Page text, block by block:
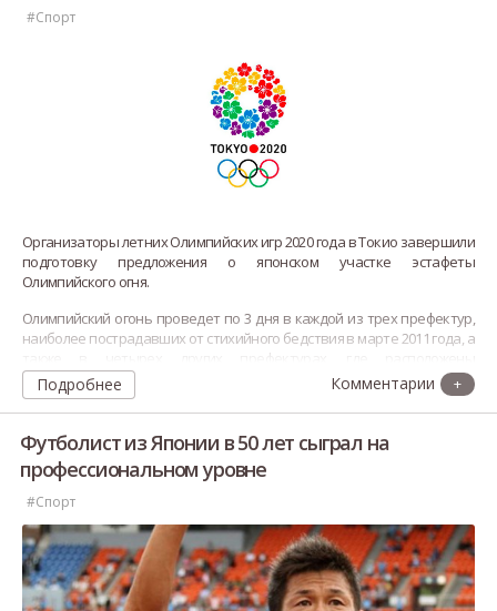
#Спорт
Организаторы летних Олимпийских игр 2020 года в Токио завершили
подготовку предложения о японском участке эстафеты
Олимпийского огня.
Олимпийский огонь проведет по 3 дня в каждой из трех префектур,
наиболее пострадавших от стихийного бедствия в марте 2011 года, а
также в четырех других префектурах, где расположены
олимпийские объекты. В остальных префектурах огонь будет
гостить по 2 дня.
Подробнее +
Футболист из Японии в 50 лет сыграл на
профессиональном уровне
#Спорт